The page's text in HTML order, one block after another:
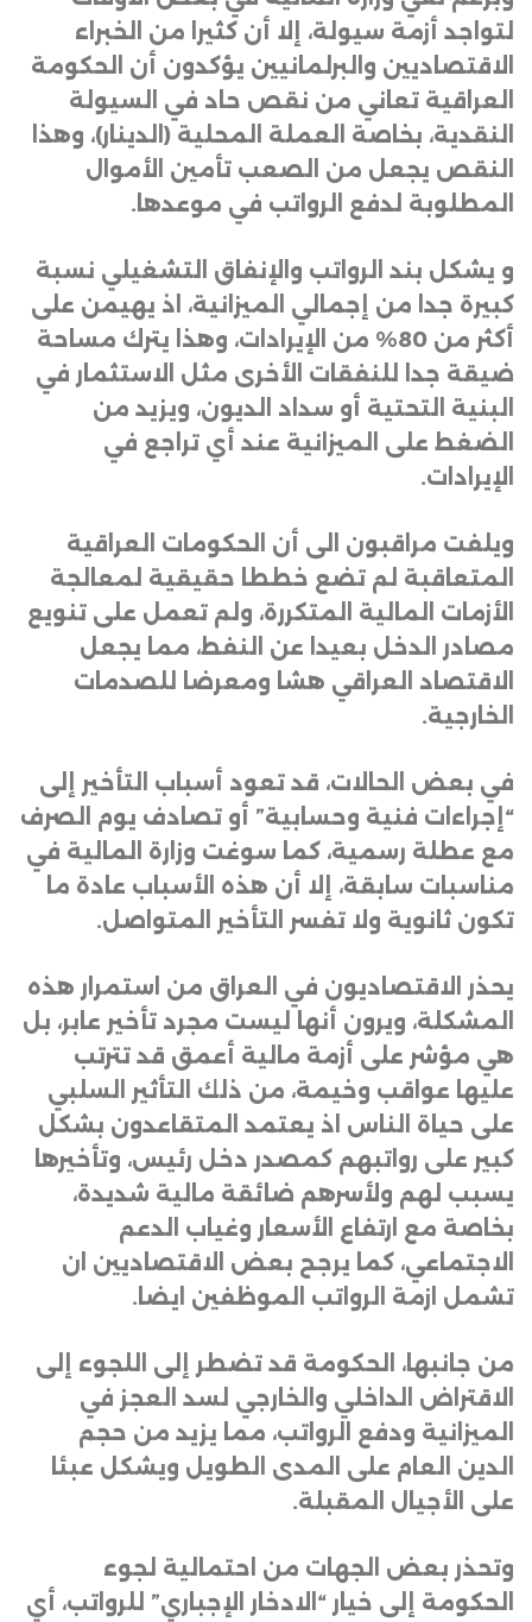
لتواجد أزمة سيولة، إلا أن كثيرا من الخبراء
الاقتصاديين والبرلمانيين يؤكدون أن الحكومة
العراقية تعاني من نقص حاد في السيولة
النقدية، بخاصة العملة المحلية (الدينار)، وهذا
النقص يجعل من الصعب تأمين الأموال
المطلوبة لدفع الرواتب في موعدها .
و يشكل بند الرواتب والإنفاق التشغيلي نسبة
كبيرة جدا من إجمالي الميزانية، اذ يهيمن على
أكثر من 80% من الإيرادات، وهذا يترك مساحة
ضيقة جدا للنفقات الأخرى مثل الاستثمار في
البنية التحتية أو سداد الديون، ويزيد من
الضغط على الميزانية عند أي تراجع في
الإيرادات.
ويلفت مراقبون الى أن الحكومات العراقية
المتعاقبة لم تضع خططا حقيقية لمعالجة
الأزمات المالية المتكررة، ولم تعمل على تنويع
مصادر الدخل بعيدا عن النفط، مما يجعل
الاقتصاد العراقي هشا ومعرضا للصدمات
الخارجية.
في بعض الحالات، قد تعود أسباب التأخير إلى
“إجراءات فنية وحسابية” أو تصادف يوم الصرف
مع عطلة رسمية، كما سوغت وزارة المالية في
مناسبات سابقة، إلا أن هذه الأسباب عادة ما
تكون ثانوية ولا تفسر التأخير المتواصل.
يحذر الاقتصاديون في العراق من استمرار هذه
المشكلة، ويرون أنها ليست مجرد تأخير عابر، بل
هي مؤشر على أزمة مالية أعمق قد تترتب
عليها عواقب وخيمة، من ذلك التأثير السلبي
على حياة الناس اذ يعتمد المتقاعدون بشكل
كبير على رواتبهم كمصدر دخل رئيس، وتأخيرها
يسبب لهم ولأسرهم ضائقة مالية شديدة،
بخاصة مع ارتفاع الأسعار وغياب الدعم
الاجتماعي، كما يرجح بعض الاقتصاديين ان
تشمل ازمة الرواتب الموظفين ايضا .
من جانبها، الحكومة قد تضطر إلى اللجوء إلى
الاقتراض الداخلي والخارجي لسد العجز في
الميزانية ودفع الرواتب، مما يزيد من حجم
الدين العام على المدى الطويل ويشكل عبئا
على الأجيال المقبلة.
وتحذر بعض الجهات من احتمالية لجوء
الحكومة إلى خيار “الادخار الإجباري” للرواتب، أي